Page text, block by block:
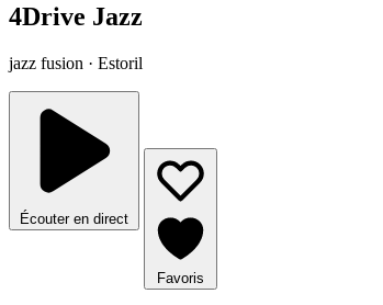
4Drive Jazz
jazz fusion · Estoril
Écouter en direct
Favoris